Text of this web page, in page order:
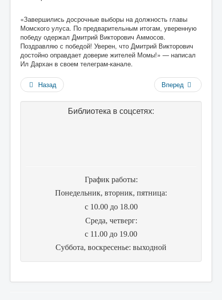
«Завершились досрочные выборы на должность главы
Момского улуса. По предварительным итогам, уверенную
победу одержал Дмитрий Викторович Аммосов.
Поздравляю с победой! Уверен, что Дмитрий Викторович
достойно оправдает доверие жителей Момы!» — написал
Ил Дархан в своем телеграм-канале.
Назад Вперед
Библиотека в соцсетях:
График работы:
Понедельник, вторник, пятница:
с 10.00 до 18.00
Cреда, четверг:
с 11.00 до 19.00
Суббота, воскресенье: выходной